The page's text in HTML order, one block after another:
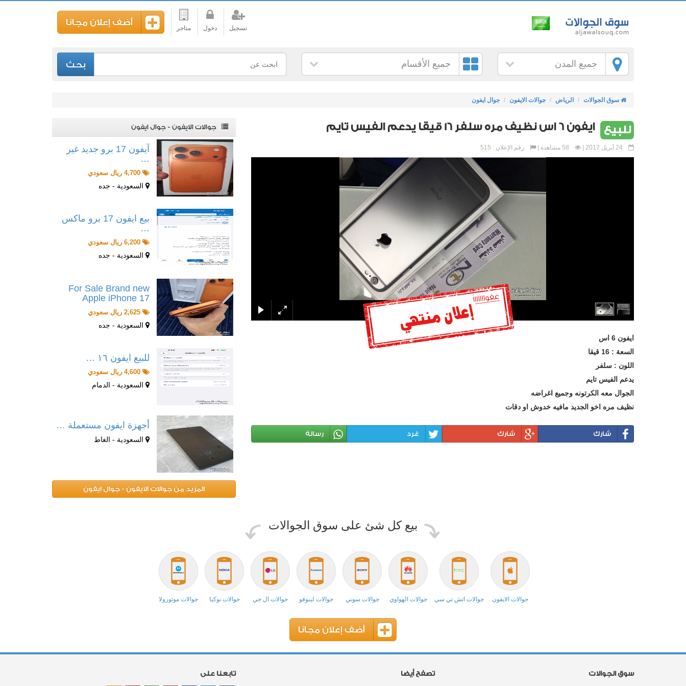
تسجيل دخول متاجر
أضف إعلان مجانا
جميع المدن جميع الأقسام بحث
سوق الجوالات الرياض جوالات الايفون جوال ايفون
للبيع ايفون 6 اس نظيف مره سلفر 16 قيقا يدعم الفيس تايم
رقم الإعلان : 515
ايفون 6 اس
السعة : 16 قيقا
اللون : سلفر
يدعم الفيس تايم
الجوال معه الكرتونه وجميع اغراضه
نظيف مره اخو الجديد مافيه خدوش او دقات
شارك شارك غرد رسالة
جوالات الايفون - جوال ايفون
آيفون 17 برو جديد غير
…
4,700 ريال سعودي
السعودية - جده
بيع ايفون 17 برو ماكس
…
6,200 ريال سعودي
السعودية - جده
For Sale Brand new
Apple iPhone 17
2,625 ريال سعودي
السعودية - جده
للبيع ايفون ١٦ …
4,600 ريال سعودي
السعودية - الدمام
أجهزة ايفون مستعملة …
السعودية - الغاط
المزيد من جوالات الايفون - جوال ايفون
بيع كل شئ على سوق الجوالات
جوالات الايفون جوالات اتش تي سي جوالات الهواوي جوالات سوني جوالات لينوفو جوالات ال جي جوالات نوكيا جوالات موتورولا
أضف إعلان مجانا
سوق الجوالات تصفح أيضا تابعنا على